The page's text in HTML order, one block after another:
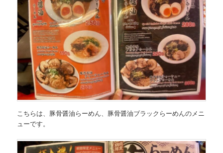
こちらは、 豚骨醤油らーめん、豚骨醤油ブラックらーめんのメニ
ューです。